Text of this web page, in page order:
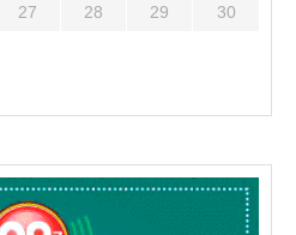
27 28 29 30